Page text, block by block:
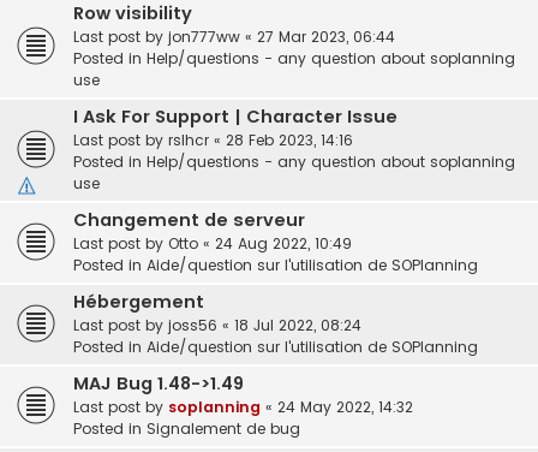
Row visibility
Last post by jon777ww « 27 Mar 2023, 06:44
Posted in Help/questions - any question about soplanning
use
I Ask For Support | Character Issue
Last post by rslhcr « 28 Feb 2023, 14:16
Posted in Help/questions - any question about soplanning
use
Changement de serveur
Last post by Otto « 24 Aug 2022, 10:49
Posted in Aide/question sur l'utilisation de SOPlanning
Hébergement
Last post by joss56 « 18 Jul 2022, 08:24
Posted in Aide/question sur l'utilisation de SOPlanning
MAJ Bug 1.48->1.49
Last post by soplanning « 24 May 2022, 14:32
Posted in Signalement de bug